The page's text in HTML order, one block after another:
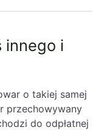
innego i
o takiej samej
przechowywany
do odpłatnej